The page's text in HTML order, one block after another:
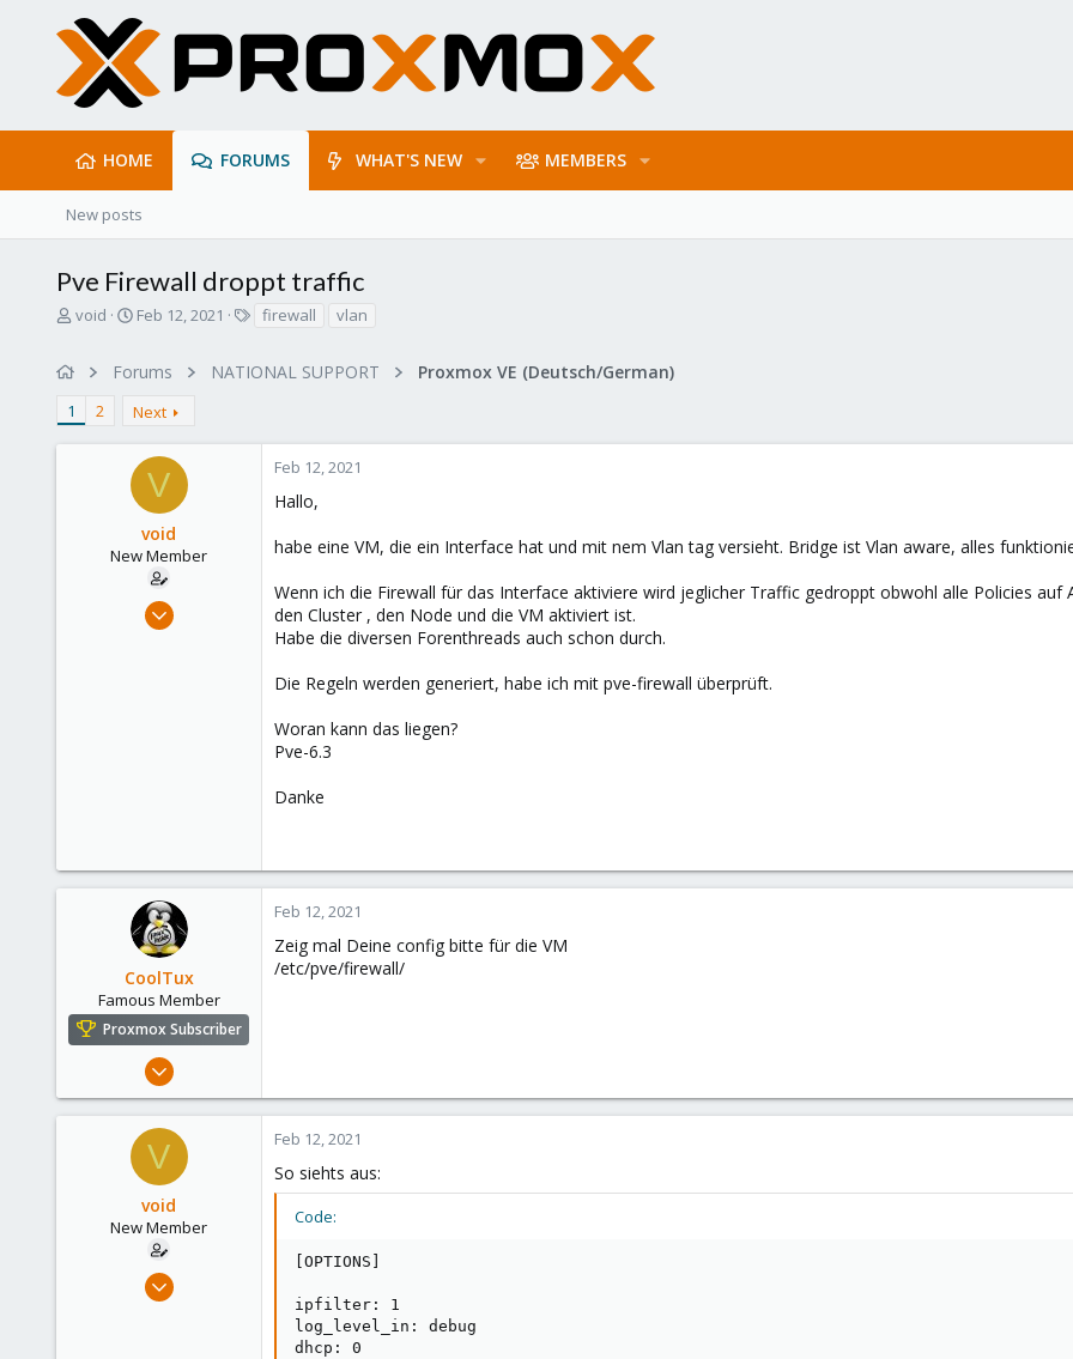
HOME FORUMS WHAT'S NEW MEMBERS
New posts
Pve Firewall droppt traffic
T
d
s
void
S
r
d
a
t
Feb 12, 2021
s
firewall vlan
Forums NATIONAL SUPPORT Proxmox VE (Deutsch/German)
1 2 Next
V
void
New Member
Feb 12, 2021
Feb 12, 2021
Hallo,
habe eine VM, die ein Interface hat und mit nem Vlan tag versieht. Bridge ist Vlan aware, alles
Wenn ich die Firewall für das Interface aktiviere wird jeglicher Traffic gedroppt obwohl alle Policies auf
den Cluster , den Node und die VM aktiviert ist.
Habe die diversen Forenthreads auch schon durch.
Die Regeln werden generiert, habe ich mit pve-firewall überprüft.
Woran kann das liegen?
Pve-6.3
Danke
CoolTux
Famous Member
Proxmox Subscriber
Mar 14, 2019
232
Feb 12, 2021
Zeig mal Deine config bitte für die VM
/etc/pve/firewall/
V
void
New Member
Feb 12, 2021
Feb 12, 2021
So siehts aus:
Code:
[OPTIONS]
ipfilter: 1
log_level_in: debug
dhcp: 0